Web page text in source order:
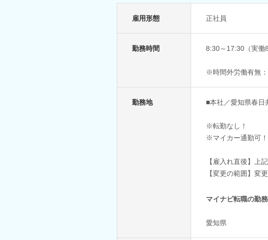
雇用形態 正社員
勤務時間 8:30～17:30（実働
※時間外労働有無
勤務地 ■本社／愛知県春日
※転勤なし！
※マイカー通勤可！
【雇入れ直後】上
【変更の範囲】変
マイナビ転職の勤
愛知県